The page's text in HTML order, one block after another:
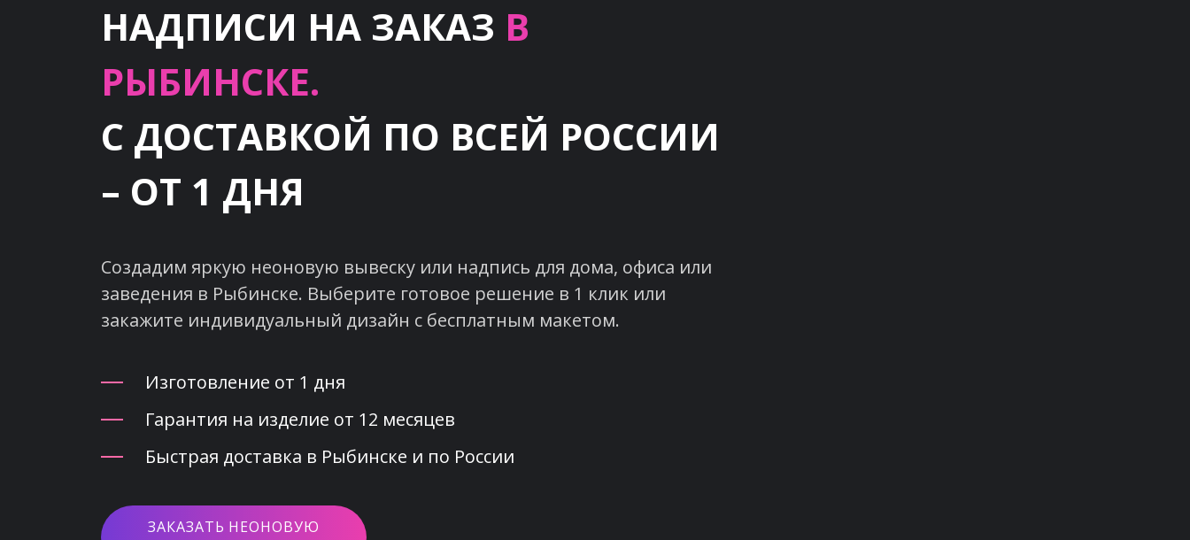
НАДПИСИ НА ЗАКАЗ В
РЫБИНСКЕ.
С ДОСТАВКОЙ ПО ВСЕЙ РОССИИ
– ОТ 1 ДНЯ
Создадим яркую неоновую вывеску или надпись для дома, офиса или
заведения в Рыбинске. Выберите готовое решение в 1 клик или
закажите индивидуальный дизайн с бесплатным макетом.
Изготовление от 1 дня
Гарантия на изделие от 12 месяцев
Быстрая доставка в Рыбинске и по России
ЗАКАЗАТЬ НЕОНОВУЮ